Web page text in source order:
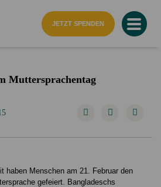
JETZT SPENDEN
Muttersprachentag
haben Menschen am 21. Februar den
gefeiert. Bangladeschs